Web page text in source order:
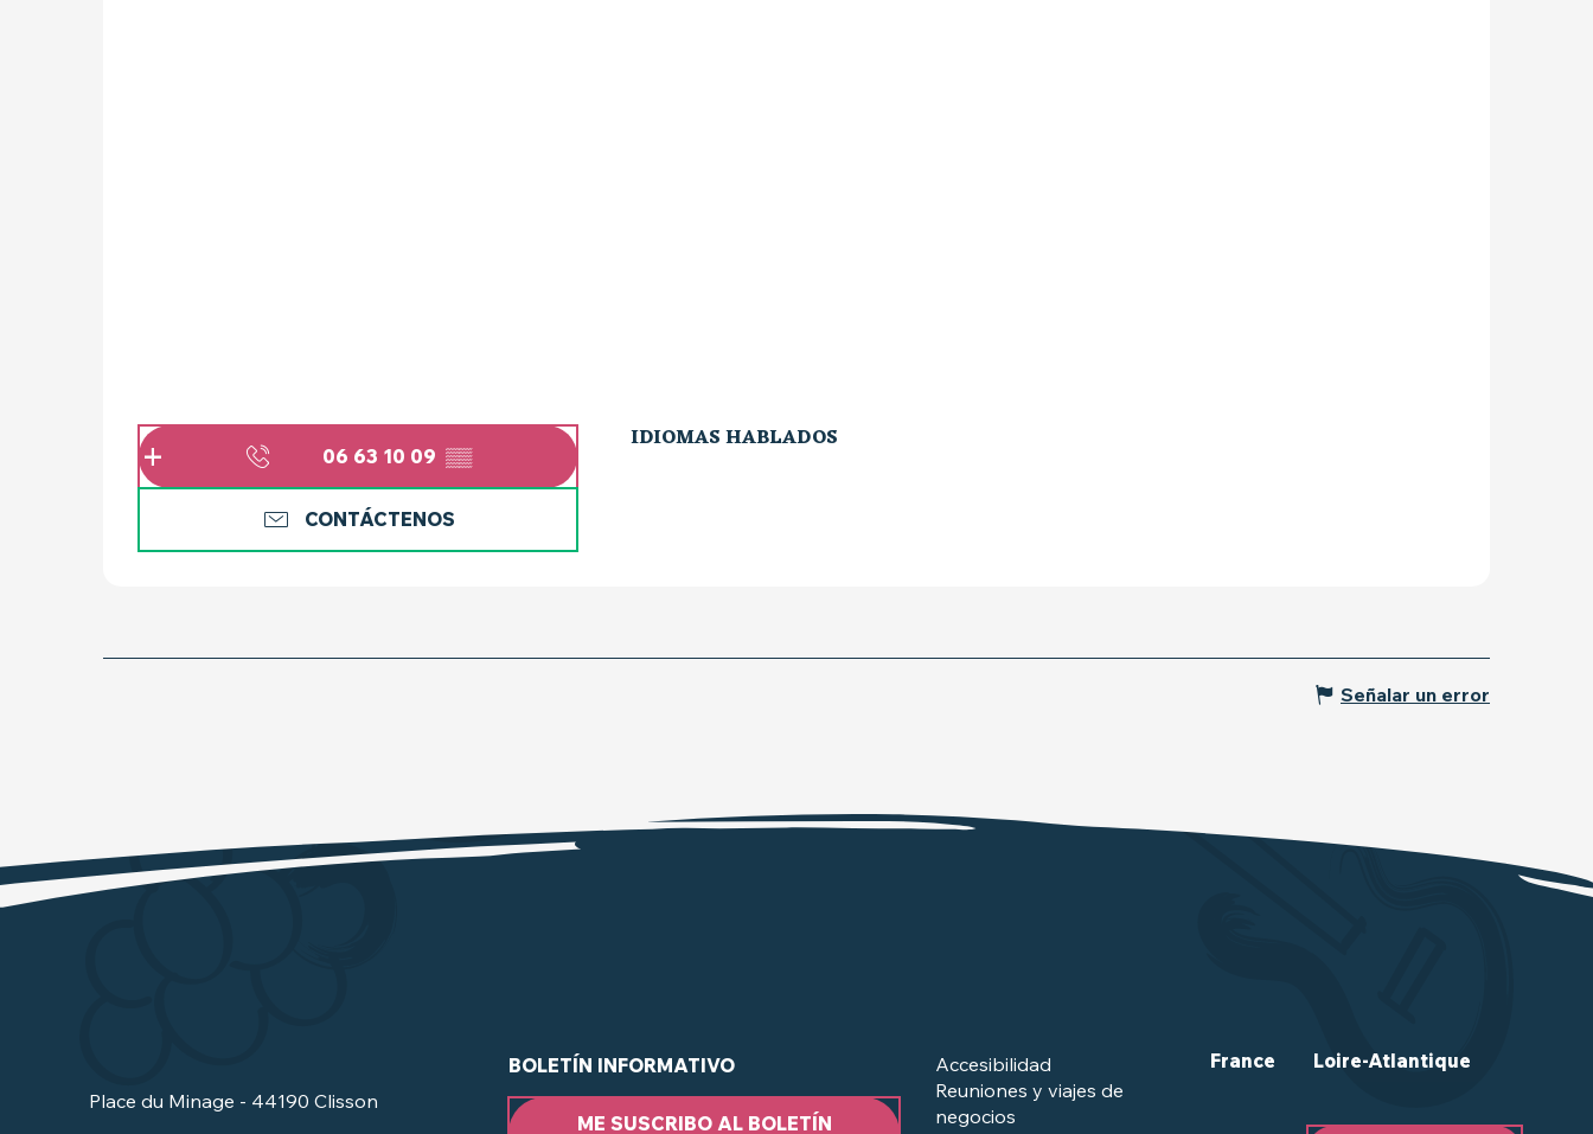
06 63 10 09 ▒▒
CONTÁCTENOS
IDIOMAS HABLADOS
IDIOMAS HABLADOS
Señalar un error
Place du Minage - 44190 Clisson
BOLETÍN INFORMATIVO
ME SUSCRIBO AL BOLETÍN
Accesibilidad
Reuniones y viajes de
negocios
France Loire-Atlantique